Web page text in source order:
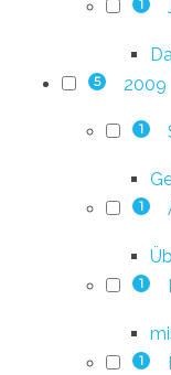
1
5 2009
1
1
1
1